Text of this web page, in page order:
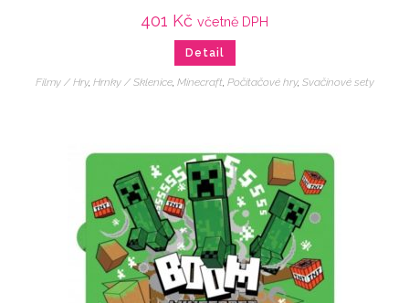
401 Kč včetně DPH
Detail
Filmy / Hry, Hrnky / Sklenice, Minecraft, Počítačové hry, Svačinové sety